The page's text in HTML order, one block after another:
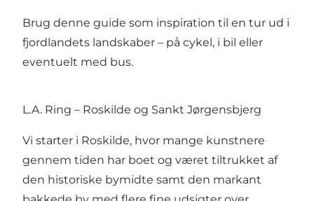
Brug denne guide som inspiration til en tur ud i
fjordlandets landskaber – på cykel, i bil eller
eventuelt med bus.
L.A. Ring – Roskilde og Sankt Jørgensbjerg
Vi starter i Roskilde, hvor mange kunstnere
gennem tiden har boet og været tiltrukket af
den historiske bymidte samt den markant